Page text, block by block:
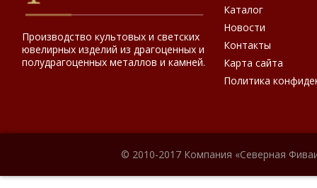
Производство культовых и светских
ювелирных изделий из драгоценных и
полудрагоценных металлов и камней.
Каталог
Новости
Контакты
Карта сайта
Политика
© 2010-2017 Компания «Северная